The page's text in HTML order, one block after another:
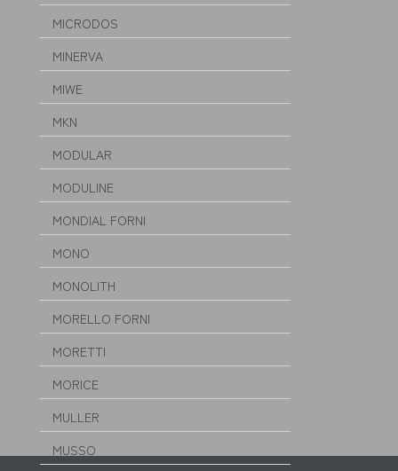
MICRODOS
MINERVA
MIWE
MKN
MODULAR
MODULINE
MONDIAL FORNI
MONO
MONOLITH
MORELLO FORNI
MORETTI
MORICE
MULLER
MUSSO